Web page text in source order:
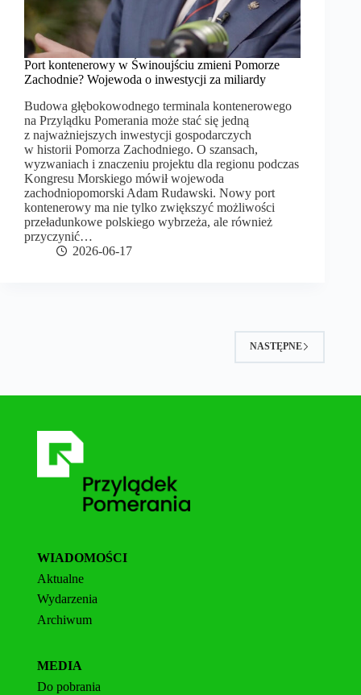
Port kontenerowy w Świnoujściu zmieni Pomorze
Zachodnie? Wojewoda o inwestycji za miliardy
Budowa głębokowodnego terminala kontenerowego
na Przylądku Pomerania może stać się jedną
z najważniejszych inwestycji gospodarczych
w historii Pomorza Zachodniego. O szansach,
wyzwaniach i znaczeniu projektu dla regionu podczas
Kongresu Morskiego mówił wojewoda
zachodniopomorski Adam Rudawski. Nowy port
kontenerowy ma nie tylko zwiększyć możliwości
przeładunkowe polskiego wybrzeża, ale również
przyczynić…
2026-06-17
NASTĘPNE
WIADOMOŚCI
Aktualne
Wydarzenia
Archiwum
MEDIA
Do pobrania